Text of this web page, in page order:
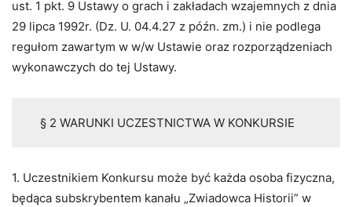
ust. 1 pkt. 9 Ustawy o grach i zakładach wzajemnych z dnia
29 lipca 1992r. (Dz. U. 04.4.27 z późn. zm.) i nie podlega
regułom zawartym w w/w Ustawie oraz rozporządzeniach
wykonawczych do tej Ustawy.
§ 2 WARUNKI UCZESTNICTWA W KONKURSIE
1. Uczestnikiem Konkursu może być każda osoba fizyczna,
będąca subskrybentem kanału „Zwiadowca Historii” w